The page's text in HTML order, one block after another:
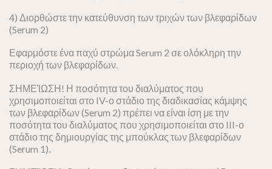
4) Διορθώστε την κατεύθυνση των τριχών των βλεφαρίδων
(Serum 2)
Εφαρμόστε ένα παχύ στρώμα Serum 2 σε ολόκληρη την
περιοχή των βλεφαρίδων.
ΣΗΜΕΊΩΣΗ! Η ποσότητα του διαλύματος που
χρησιμοποιείται στο IV-ο στάδιο της διαδικασίας κάμψης
των βλεφαρίδων (Serum 2) πρέπει να είναι ίση με την
ποσότητα του διαλύματος που χρησιμοποιείται στο III-ο
στάδιο της δημιουργίας της μπούκλας των βλεφαρίδων
(Serum 1).